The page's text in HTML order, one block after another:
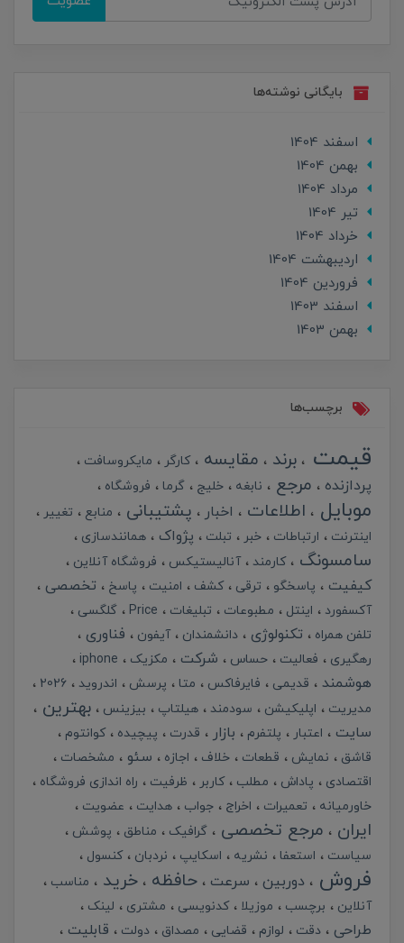
بایگانی نوشته‌ها
اسفند 1404
بهمن 1404
مرداد 1404
تير 1404
خرداد 1404
ارديبهشت 1404
فروردین 1404
اسفند 1403
بهمن 1403
برچسب‌ها
قیمت برند مقایسه کارگر مایکروسافت
پردازنده مرجع نابغه خلیج گرما فروشگاه
موبایل اطلاعات اخبار پشتیبانی منابع
تغییر
اینترنت
ارتباطات خبر تبلت پژواک همانندسازی
سامسونگ کارمند آنالیستیکس فروشگاه آنلاین
کیفیت پاسخگو ترقی کشف امنیت پاسخ تخصصی
آکسفورد اینتل مطبوعات تبلیغات Price
گلگسی
تلفن همراه
تکنولوژی دانشمندان آیفون فناوری
رهگیری فعالیت حساس شرکت مکزیک iphone
هوشمند قدیمی فایرفاکس متا پرسش اندروید
2026
مدیریت
اپلیکیشن سودمند هیلتاپ بیزینس بهترین
سایت اعتبار پلتفرم بازار قدرت پیچیده
کوانتوم
قاشق
نمایش قطعات خلاف اجازه سئو
مشخصات
اقتصادی
پاداش مطلب کاربر ظرفیت
راه اندازی فروشگاه
خاورمیانه
تعمیرات اخراج جواب هدایت عضویت
ایران مرجع تخصصی گرافیک مناطق
پوشش
سیاست
استعفا نشریه اسکایپ نردبان کنسول
فروش دوربین سرعت حافظه خرید
مناسب
آنلاین
برچسب موزیلا کدنویسی مشتری لینک
طراحی دقت لوازم قضایی مصداق دولت قابلیت